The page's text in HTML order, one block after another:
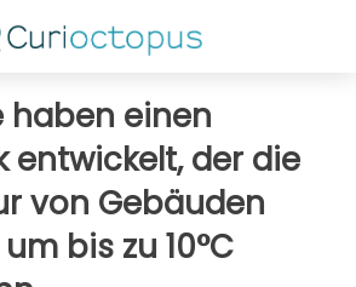
haben einen
entwickelt, der die
von Gebäuden
bis zu 10°C